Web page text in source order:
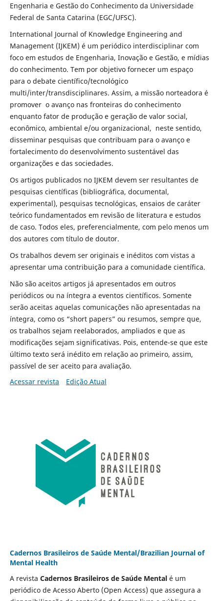
Engenharia e Gestão do Conhecimento da Universidade
Federal de Santa Catarina (EGC/UFSC).
International Journal of Knowledge Engineering and
Management (IJKEM) é um periódico interdisciplinar com
foco em estudos de Engenharia, Inovação e Gestão, e mídias
do conhecimento. Tem por objetivo fornecer um espaço
para o debate científico/tecnológico
multi/inter/transdisciplinares. Assim, a missão norteadora é
promover o avanço nas fronteiras do conhecimento
enquanto fator de produção e geração de valor social,
econômico, ambiental e/ou organizacional, neste sentido,
disseminar pesquisas que contribuam para o avanço e
fortalecimento do desenvolvimento sustentável das
organizações e das sociedades.
Os artigos publicados no IJKEM devem ser resultantes de
pesquisas científicas (bibliográfica, documental,
experimental), pesquisas tecnológicas, ensaios de caráter
teórico fundamentados em revisão de literatura e estudos
de caso. Todos eles, preferencialmente, com pelo menos um
dos autores com título de doutor.
Os trabalhos devem ser originais e inéditos com vistas a
apresentar uma contribuição para a comunidade científica.
Não são aceitos artigos já apresentados em outros
periódicos ou na íntegra a eventos científicos. Somente
serão aceitas aquelas comunicações não apresentadas na
íntegra, como os “short papers” ou resumos, sempre que,
os trabalhos sejam reelaborados, ampliados e que as
modificações sejam significativas. Pois, entende-se que este
último texto será inédito em relação ao primeiro, assim,
passível de ser aceito para avaliação.
Acessar revista
Edição Atual
Cadernos Brasileiros de Saúde Mental/Brazilian Journal of
Mental Health
A revista Cadernos Brasileiros de Saúde Mentalé um
periódico de Acesso Aberto (Open Access) que assegura a